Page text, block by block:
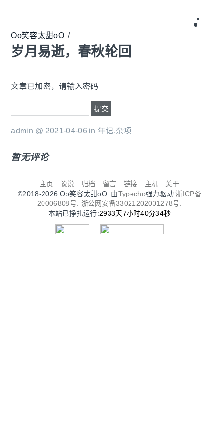
music_note
Oo笑容太甜oO /
岁月易逝，春秋轮回
文章已加密，请输入密码
admin @ 2021-04-06 in年记,杂项
暂无评论
主页 说说 归档 留言 链接 主机
关于
©2018-2026 Oo笑容太甜oO. 由Typecho强力驱动. 浙ICP备
20006808号. 浙公网安备33021202001278号.
本站已挣扎运行:2933天7小时40分34秒